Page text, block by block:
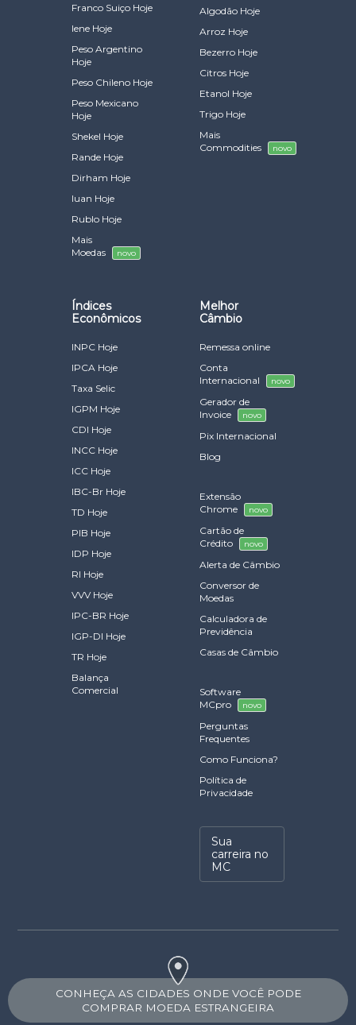
Franco Suiço Hoje
Iene Hoje
Peso Argentino
Hoje
Peso Chileno Hoje
Peso Mexicano
Hoje
Shekel Hoje
Rande Hoje
Dirham Hoje
Iuan Hoje
Rublo Hoje
Mais
Moedas
novo
Algodão Hoje
Arroz Hoje
Bezerro Hoje
Citros Hoje
Etanol Hoje
Trigo Hoje
Mais
Commodities
novo
Índices
Econômicos
INPC Hoje
IPCA Hoje
Taxa Selic
IGPM Hoje
CDI Hoje
INCC Hoje
ICC Hoje
IBC-Br Hoje
TD Hoje
PIB Hoje
IDP Hoje
RI Hoje
VVV Hoje
IPC-BR Hoje
IGP-DI Hoje
TR Hoje
Balança
Comercial
Melhor
Câmbio
Remessa online
Conta
Internacional
novo
Gerador de
Invoice
novo
Pix Internacional
Blog
Extensão
Chrome
novo
Cartão de
Crédito
novo
Alerta de Câmbio
Conversor de
Moedas
Calculadora de
Previdência
Casas de Câmbio
Software
MCpro
novo
Perguntas
Frequentes
Como Funciona?
Política de
Privacidade
Sua
carreira no
MC
CONHEÇA AS CIDADES ONDE VOCÊ PODE
COMPRAR MOEDA ESTRANGEIRA